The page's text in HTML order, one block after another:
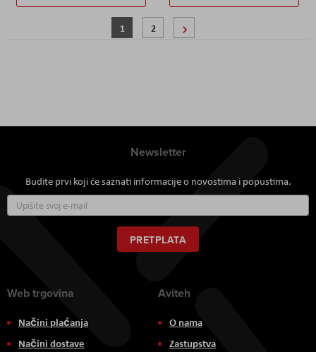
Stranica
Trenutno pregledavate stranicu
1 Stranica
2
Newsletter
Budite prvi koji će saznati informacije o novostima i popustima.
se
za
naš
newsletter:
PRETPLATA
Web trgovina
Načini plaćanja
Načini dostave
Aviteh
O nama
Zastupstva